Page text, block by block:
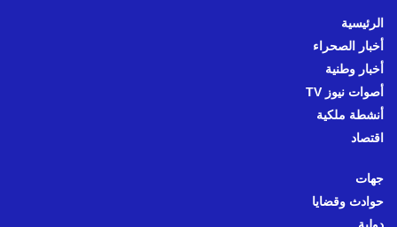
الرئيسية
أخبار الصحراء
أخبار وطنية
أصوات نيوز TV
أنشطة ملكية
اقتصاد
جهات
حوادث وقضايا